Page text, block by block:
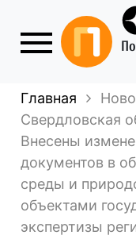
Главная
Свердловская
Внесены
документов в
среды и
объектами
экспертизы